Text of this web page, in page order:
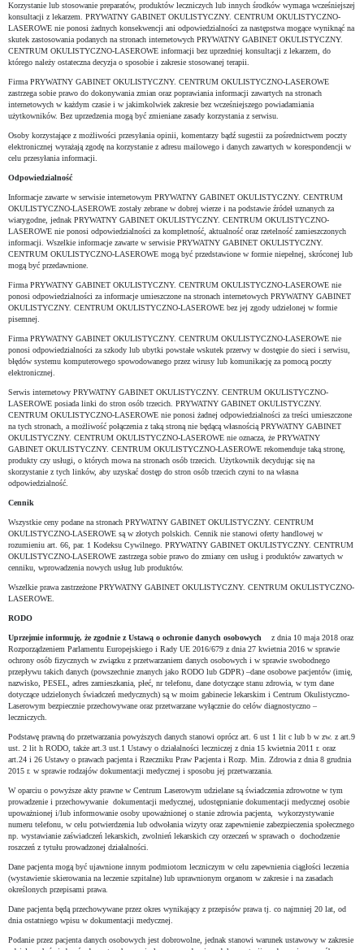
Korzystanie lub stosowanie preparatów, produktów leczniczych lub innych środków wymaga wcześniejszej
konsultacji z lekarzem. PRYWATNY GABINET OKULISTYCZNY. CENTRUM OKULISTYCZNO-
LASEROWE nie ponosi żadnych konsekwencji ani odpowiedzialności za następstwa mogące wyniknąć na
skutek zastosowania podanych na stronach internetowych PRYWATNY GABINET OKULISTYCZNY.
CENTRUM OKULISTYCZNO-LASEROWE informacji bez uprzedniej konsultacji z lekarzem, do
którego należy ostateczna decyzja o sposobie i zakresie stosowanej terapii.
Firma PRYWATNY GABINET OKULISTYCZNY. CENTRUM OKULISTYCZNO-LASEROWE
zastrzega sobie prawo do dokonywania zmian oraz poprawiania informacji zawartych na stronach
internetowych w każdym czasie i w jakimkolwiek zakresie bez wcześniejszego powiadamiania
użytkowników. Bez uprzedzenia mogą być zmieniane zasady korzystania z serwisu.
Osoby korzystające z możliwości przesyłania opinii, komentarzy bądź sugestii za pośrednictwem poczty
elektronicznej wyrażają zgodę na korzystanie z adresu mailowego i danych zawartych w korespondencji w
celu przesyłania informacji.
Odpowiedzialność
Informacje zawarte w serwisie internetowym PRYWATNY GABINET OKULISTYCZNY. CENTRUM
OKULISTYCZNO-LASEROWE zostały zebrane w dobrej wierze i na podstawie źródeł uznanych za
wiarygodne, jednak PRYWATNY GABINET OKULISTYCZNY. CENTRUM OKULISTYCZNO-
LASEROWE nie ponosi odpowiedzialności za kompletność, aktualność oraz rzetelność zamieszczonych
informacji. Wszelkie informacje zawarte w serwisie PRYWATNY GABINET OKULISTYCZNY.
CENTRUM OKULISTYCZNO-LASEROWE mogą być przedstawione w formie niepełnej, skróconej lub
mogą być przedawnione.
Firma PRYWATNY GABINET OKULISTYCZNY. CENTRUM OKULISTYCZNO-LASEROWE nie
ponosi odpowiedzialności za informacje umieszczone na stronach internetowych PRYWATNY GABINET
OKULISTYCZNY. CENTRUM OKULISTYCZNO-LASEROWE bez jej zgody udzielonej w formie
pisemnej.
Firma PRYWATNY GABINET OKULISTYCZNY. CENTRUM OKULISTYCZNO-LASEROWE nie
ponosi odpowiedzialności za szkody lub ubytki powstałe wskutek przerwy w dostępie do sieci i serwisu,
błędów systemu komputerowego spowodowanego przez wirusy lub komunikację za pomocą poczty
elektronicznej.
Serwis internetowy PRYWATNY GABINET OKULISTYCZNY. CENTRUM OKULISTYCZNO-
LASEROWE posiada linki do stron osób trzecich. PRYWATNY GABINET OKULISTYCZNY.
CENTRUM OKULISTYCZNO-LASEROWE nie ponosi żadnej odpowiedzialności za treści umieszczone
na tych stronach, a możliwość połączenia z taką stroną nie będącą własnością PRYWATNY GABINET
OKULISTYCZNY. CENTRUM OKULISTYCZNO-LASEROWE nie oznacza, że PRYWATNY
GABINET OKULISTYCZNY. CENTRUM OKULISTYCZNO-LASEROWE rekomenduje taką stronę,
produkty czy usługi, o których mowa na stronach osób trzecich. Użytkownik decydując się na
skorzystanie z tych linków, aby uzyskać dostęp do stron osób trzecich czyni to na własna
odpowiedzialność.
Cennik
Wszystkie ceny podane na stronach PRYWATNY GABINET OKULISTYCZNY. CENTRUM
OKULISTYCZNO-LASEROWE są w złotych polskich. Cennik nie stanowi oferty handlowej w
rozumieniu art. 66, par. 1 Kodeksu Cywilnego. PRYWATNY GABINET OKULISTYCZNY. CENTRUM
OKULISTYCZNO-LASEROWE zastrzega sobie prawo do zmiany cen usług i produktów zawartych w
cenniku, wprowadzenia nowych usług lub produktów.
Wszelkie prawa zastrzeżone PRYWATNY GABINET OKULISTYCZNY. CENTRUM OKULISTYCZNO-
LASEROWE.
RODO
Uprzejmie informuję, że zgodnie z Ustawą o ochronie danych osobowych z dnia 10 maja 2018 oraz
Rozporządzeniem Parlamentu Europejskiego i Rady UE 2016/679 z dnia 27 kwietnia 2016 w sprawie
ochrony osób fizycznych w związku z przetwarzaniem danych osobowych i w sprawie swobodnego
przepływu takich danych (powszechnie znanych jako RODO lub GDPR) –dane osobowe pacjentów (imię,
nazwisko, PESEL, adres zamieszkania, płeć, nr telefonu, dane dotyczące stanu zdrowia, w tym dane
dotyczące udzielonych świadczeń medycznych) są w moim gabinecie lekarskim i Centrum Okulistyczno-
Laserowym bezpiecznie przechowywane oraz przetwarzane wyłącznie do celów diagnostyczno –
leczniczych.
Podstawę prawną do przetwarzania powyższych danych stanowi oprócz art. 6 ust 1 lit c lub b w zw. z art.9
ust. 2 lit h RODO, także art.3 ust.1 Ustawy o działalności leczniczej z dnia 15 kwietnia 2011 r. oraz
art.24 i 26 Ustawy o prawach pacjenta i Rzeczniku Praw Pacjenta i Rozp. Min. Zdrowia z dnia 8 grudnia
2015 r. w sprawie rodzajów dokumentacji medycznej i sposobu jej przetwarzania.
W oparciu o powyższe akty prawne w Centrum Laserowym udzielane są świadczenia zdrowotne w tym
prowadzenie i przechowywanie dokumentacji medycznej, udostępnianie dokumentacji medycznej osobie
upoważnionej i/lub informowanie osoby upoważnionej o stanie zdrowia pacjenta, wykorzystywanie
numeru telefonu, w celu potwierdzenia lub odwołania wizyty oraz zapewnienie zabezpieczenia społecznego
np. wystawianie zaświadczeń lekarskich, zwolnień lekarskich czy orzeczeń w sprawach o dochodzenie
roszczeń z tytułu prowadzonej działalności.
Dane pacjenta mogą być ujawnione innym podmiotom leczniczym w celu zapewnienia ciągłości leczenia
(wystawienie skierowania na leczenie szpitalne) lub uprawnionym organom w zakresie i na zasadach
określonych przepisami prawa.
Dane pacjenta będą przechowywane przez okres wynikający z przepisów prawa tj. co najmniej 20 lat, od
dnia ostatniego wpisu w dokumentacji medycznej.
Podanie przez pacjenta danych osobowych jest dobrowolne, jednak stanowi warunek ustawowy w zakresie